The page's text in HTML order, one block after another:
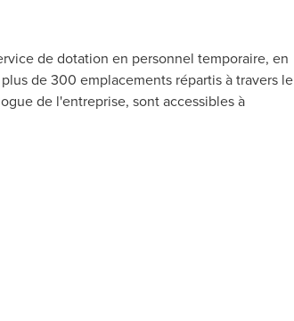
de dotation en personnel temporaire, en
de 300 emplacements répartis à travers le
de l'entreprise, sont accessibles à